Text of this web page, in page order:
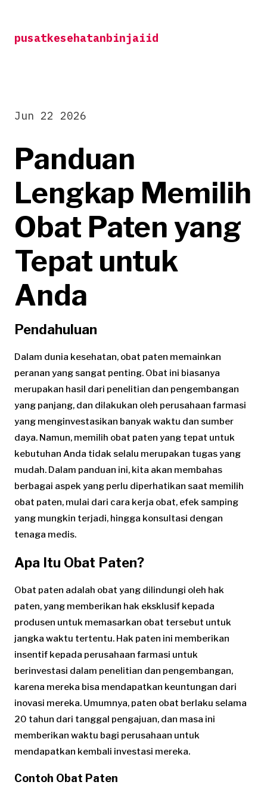
contentpusatkesehatanbinjaiid
Panduan
Lengkap Memilih
Obat Paten yang
Tepat untuk
Anda
Jun 22 2026
Pendahuluan
Dalam dunia kesehatan, obat paten memainkan
peranan yang sangat penting. Obat ini biasanya
merupakan hasil dari penelitian dan pengembangan
yang panjang, dan dilakukan oleh perusahaan farmasi
yang menginvestasikan banyak waktu dan sumber
daya. Namun, memilih obat paten yang tepat untuk
kebutuhan Anda tidak selalu merupakan tugas yang
mudah. Dalam panduan ini, kita akan membahas
berbagai aspek yang perlu diperhatikan saat memilih
obat paten, mulai dari cara kerja obat, efek samping
yang mungkin terjadi, hingga konsultasi dengan
tenaga medis.
Apa Itu Obat Paten?
Obat paten adalah obat yang dilindungi oleh hak
paten, yang memberikan hak eksklusif kepada
produsen untuk memasarkan obat tersebut untuk
jangka waktu tertentu. Hak paten ini memberikan
insentif kepada perusahaan farmasi untuk
berinvestasi dalam penelitian dan pengembangan,
karena mereka bisa mendapatkan keuntungan dari
inovasi mereka. Umumnya, paten obat berlaku selama
20 tahun dari tanggal pengajuan, dan masa ini
memberikan waktu bagi perusahaan untuk
mendapatkan kembali investasi mereka.
Contoh Obat Paten